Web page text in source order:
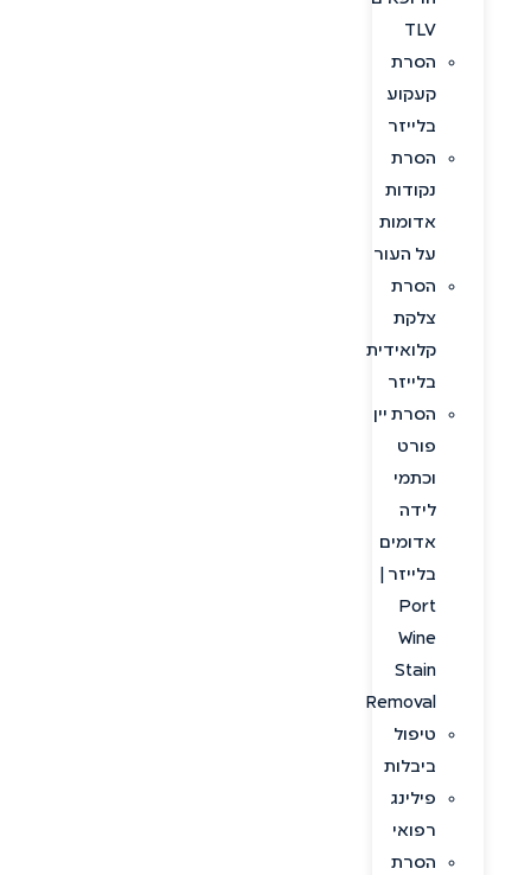
TLV
הסרת
קעקוע
בלייזר
הסרת
נקודות
אדומות
על העור
הסרת
צלקת
קלואידית
בלייזר
הסרת יין
פורט
וכתמי
לידה
אדומים
בלייזר |
Port
Wine
Stain
Removal
טיפול
ביבלות
פילינג
רפואי
הסרת